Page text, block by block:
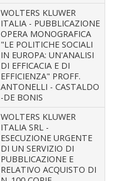
WOLTERS KLUWER
ITALIA - PUBBLICAZIONE
OPERA MONOGRAFICA
"LE POLITICHE SOCIALI
IN EUROPA: UN'ANALISI
DI EFFICACIA E DI
EFFICIENZA" PROFF.
ANTONELLI - CASTALDO
-DE BONIS
WOLTERS KLUWER
ITALIA SRL -
ESECUZIONE URGENTE
DI UN SERVIZIO DI
PUBBLICAZIONE E
RELATIVO ACQUISTO DI